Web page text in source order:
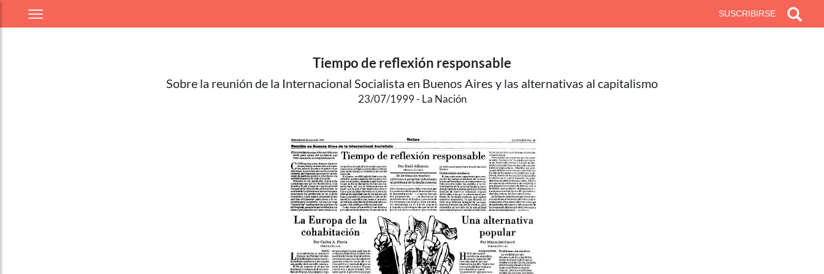
SUSCRIBIRSE
Tiempo de reflexión responsable
Sobre la reunión de la Internacional Socialista en Buenos Aires y las alternativas al capitalismo
23/07/1999 La Nación